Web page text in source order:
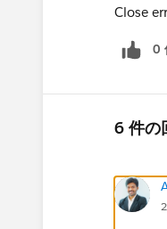
Close
0
6 件の